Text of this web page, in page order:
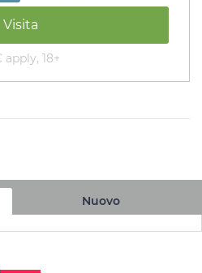
Visita
apply, 18+
Nuovo